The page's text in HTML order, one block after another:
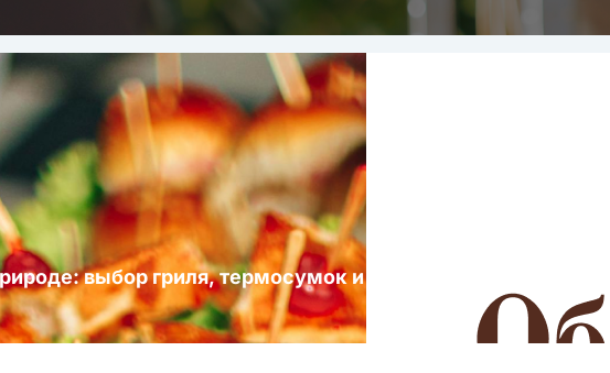
выбор гриля, термосумок и посуды для выездных